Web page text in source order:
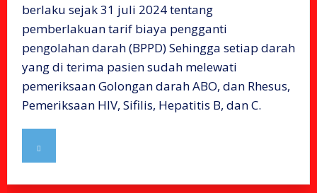
berlaku sejak 31 juli 2024 tentang
pemberlakuan tarif biaya pengganti
pengolahan darah (BPPD) Sehingga setiap darah
yang di terima pasien sudah melewati
pemeriksaan Golongan darah ABO, dan Rhesus,
Pemeriksaan HIV, Sifilis, Hepatitis B, dan C.